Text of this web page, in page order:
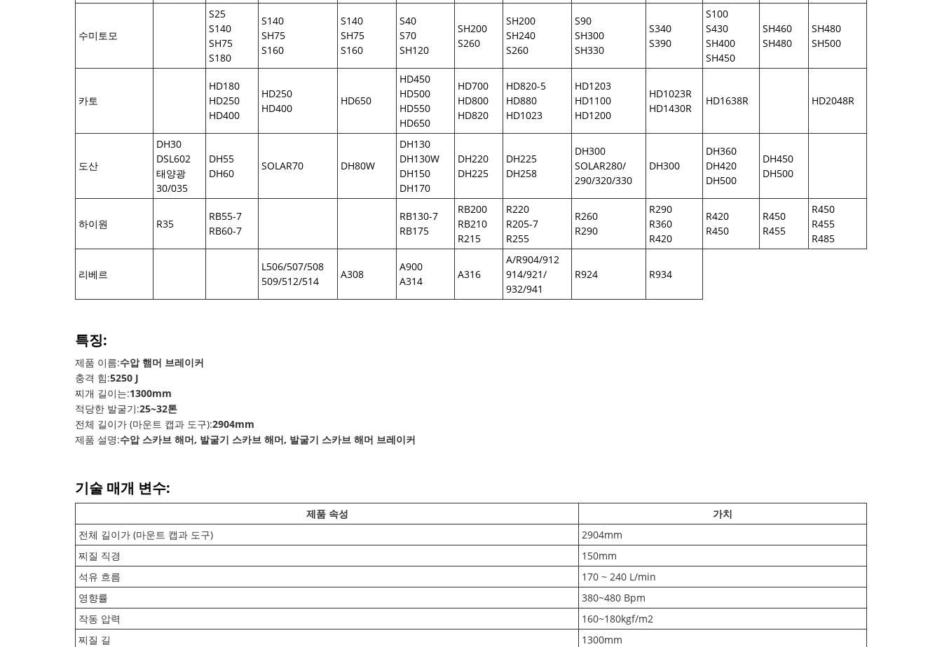
수미토모
S25
S140
SH75
S180
S140
SH75
S160
S140
SH75
S160
S40
S70
SH120
SH200
S260
SH200
SH240
S260
S90
SH300
SH330
S340
S390
S100
S430
SH400
SH450
SH460
SH480
SH480
SH500
카토
HD180
HD250
HD400
HD250
HD400
HD650
HD450
HD500
HD550
HD650
HD700
HD800
HD820
HD820-5
HD880
HD1023
HD1203
HD1100
HD1200
HD1023R
HD1430R
HD1638R HD2048R
도산
DH30
DSL602
태양광
30/035
DH55
DH60
SOLAR70 DH80W
DH130
DH130W
DH150
DH170
DH220
DH225
DH225
DH258
DH300
SOLAR280/
290/320/330
DH300
DH360
DH420
DH500
DH450
DH500
하이원 R35
RB55-7
RB60-7
RB130-7
RB175
RB200
RB210
R215
R220
R205-7
R255
R260
R290
R290
R360
R420
R420
R450
R450
R455
R450
R455
R485
리베르
L506/507/508
509/512/514
A308
A900
A314
A316
A/R904/912
914/921/
932/941
R924 R934
특징:
제품 이름:수압 햄머 브레이커
충격 힘:5250 J
찌개 길이는:1300mm
적당한 발굴기:25~32톤
전체 길이가 (마운트 캡과 도구):2904mm
제품 설명:수압 스카브 해머, 발굴기 스카브 해머, 발굴기 스카브 해머 브레이커
기술 매개 변수:
제품 속성
가치
전체 길이가 (마운트 캡과 도구)
2904mm
찌질 직경
150mm
석유 흐름
170 ~ 240 L/min
영향률
380~480 Bpm
작동 압력
160~180kgf/m2
찌질 길
1300mm